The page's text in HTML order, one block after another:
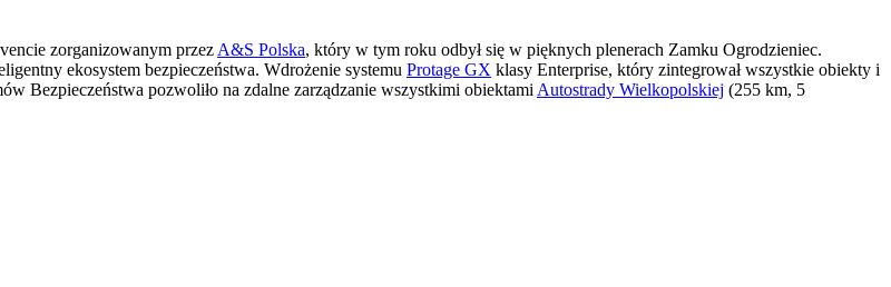
zorganizowanym przez A&S Polska, który w tym roku odbył się w pięknych plenerach Zamku Ogrodzieniec.
ekosystem bezpieczeństwa. Wdrożenie systemu Protage GX klasy Enterprise, który zintegrował wszystkie obiekty i
Bezpieczeństwa pozwoliło na zdalne zarządzanie wszystkimi obiektami Autostrady Wielkopolskiej (255 km, 5